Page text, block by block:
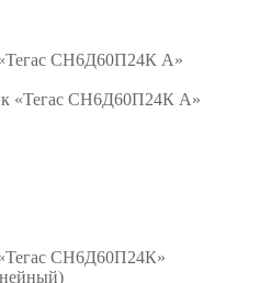
СН6Д60П24К А»
СН6Д60П24К»